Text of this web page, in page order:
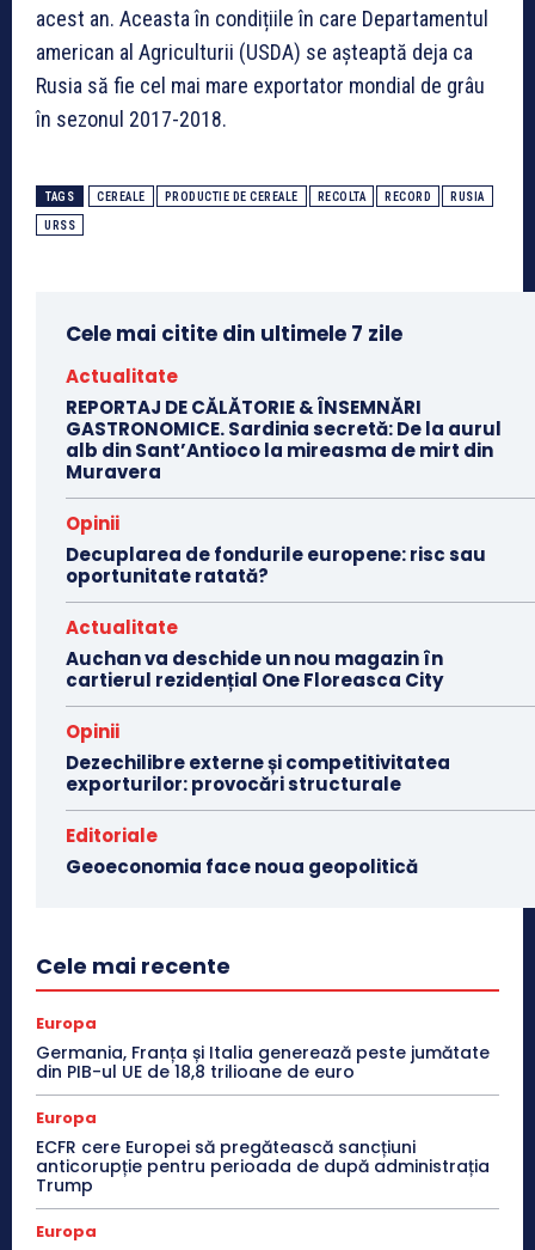
acest an. Aceasta în condițiile în care Departamentul
american al Agriculturii (USDA) se așteaptă deja ca
Rusia să fie cel mai mare exportator mondial de grâu
în sezonul 2017-2018.
TAGS CEREALE PRODUCTIE DE CEREALE RECOLTA RECORD RUSIA
URSS
Cele mai citite din ultimele 7 zile
Actualitate
REPORTAJ DE CĂLĂTORIE & ÎNSEMNĂRI
GASTRONOMICE. Sardinia secretă: De la aurul
alb din Sant’Antioco la mireasma de mirt din
Muravera
Opinii
Decuplarea de fondurile europene: risc sau
oportunitate ratată?
Actualitate
Auchan va deschide un nou magazin în
cartierul rezidențial One Floreasca City
Opinii
Dezechilibre externe și competitivitatea
exporturilor: provocări structurale
Editoriale
Geoeconomia face noua geopolitică
Cele mai recente
Europa
Germania, Franța și Italia generează peste jumătate
din PIB-ul UE de 18,8 trilioane de euro
Europa
ECFR cere Europei să pregătească sancțiuni
anticorupție pentru perioada de după administrația
Trump
Europa